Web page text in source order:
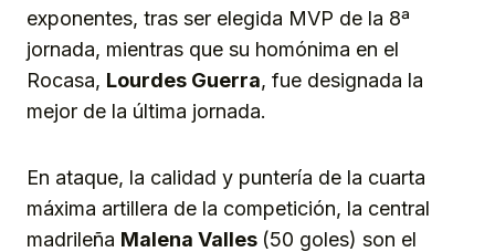
exponentes, tras ser elegida MVP de la 8ª
jornada, mientras que su homónima en el
Rocasa, Lourdes Guerra, fue designada la
mejor de la última jornada.
En ataque, la calidad y puntería de la cuarta
máxima artillera de la competición, la central
madrileña Malena Valles (50 goles) son el